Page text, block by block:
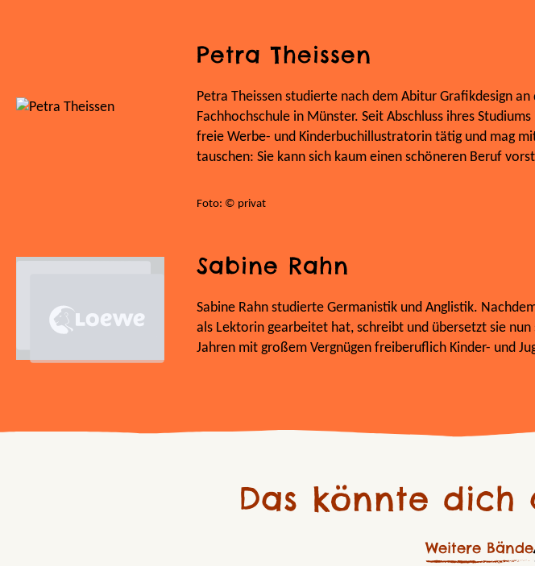
Petra Theissen
Petra Theissen studierte nach dem Abitur Grafikdesign an
Fachhochschule in Münster. Seit Abschluss ihres Studiums
freie Werbe- und Kinderbuchillustratorin tätig und mag
tauschen: Sie kann sich kaum einen schöneren Beruf
Foto: © privat
Sabine Rahn
Sabine Rahn studierte Germanistik und Anglistik.
als Lektorin gearbeitet hat, schreibt und übersetzt sie nun
Jahren mit großem Vergnügen freiberuflich Kinder- und
Das könnte dich
Weitere Bände